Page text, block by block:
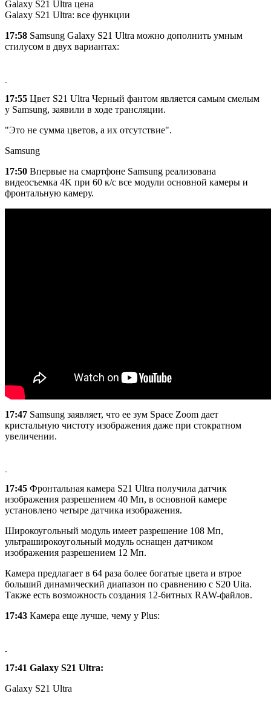
Galaxy S21 Ultra цена
Galaxy S21 Ultra: все функции
17:58 Samsung Galaxy S21 Ultra можно дополнить умным
стилусом в двух вариантах:
17:55 Цвет S21 Ultra Черный фантом является самым смелым
у Samsung, заявили в ходе трансляции.
"Это не сумма цветов, а их отсутствие".
Samsung
17:50 Впервые на смартфоне Samsung реализована
видеосъемка 4K при 60 к/с все модули основной камеры и
фронтальную камеру.
17:47 Samsung заявляет, что ее зум Space Zoom дает
кристальную чистоту изображения даже при стократном
увеличении.
17:45 Фронтальная камера S21 Ultra получила датчик
изображения разрешением 40 Мп, в основной камере
установлено четыре датчика изображения.
Широкоугольный модуль имеет разрешение 108 Мп,
ультраширокоугольный модуль оснащен датчиком
изображения разрешением 12 Мп.
Камера предлагает в 64 раза более богатые цвета и втрое
больший динамический диапазон по сравнению с S20 Uita.
Также есть возможность создания 12-6итных RAW-файлов.
17:43 Камера еще лучше, чему у Plus:
17:41 Galaxy S21 Ultra:
Galaxy S21 Ultra